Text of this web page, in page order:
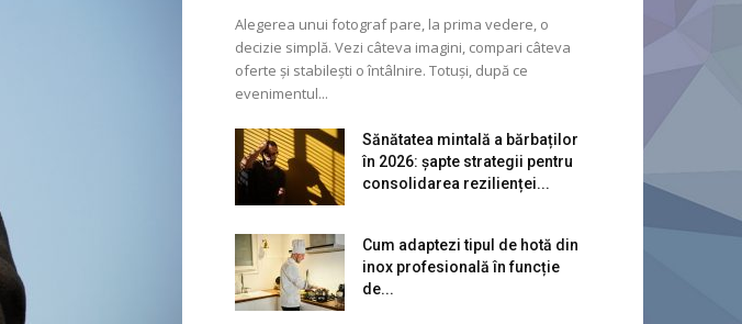
Alegerea unui fotograf pare, la prima vedere, o
decizie simplă. Vezi câteva imagini, compari câteva
oferte și stabilești o întâlnire. Totuși, după ce
evenimentul...
Sănătatea mintală a bărbaților
în 2026: șapte strategii pentru
consolidarea rezilienței...
Cum adaptezi tipul de hotă din
inox profesională în funcție
de...